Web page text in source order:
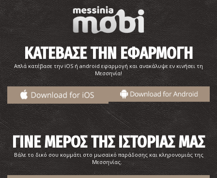
ΦΑΡΜΑΚΕΙΑ
Physiotherapy & Wellness - Φυσικοθεραπευτήριο
ΦΥΣΙΚΟΘΕΡΑΠΕΥΤΕΣ ~8.6Km
ΚΑΤΕΒΑΣΕ ΤΗΝ ΕΦΑΡΜΟΓΗ
Απλά κατέβασε την iOS ή android εφαρμογή και ανακάλυψε εν κινήσει τη
Μεσσηνία!
ΓΙΝΕ ΜΕΡΟΣ ΤΗΣ ΙΣΤΟΡΙΑΣ ΜΑΣ
Βάλε το δικό σου κομμάτι στο μωσαϊκό παράδοσης και κληρονομιάς της
Μεσσηνίας.